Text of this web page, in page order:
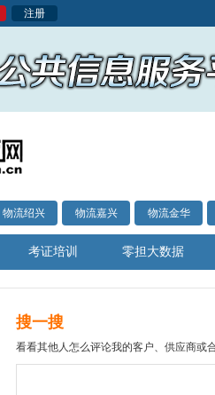
注册
物流绍兴 物流嘉兴 物流金华
考证培训 零担大数据
搜一搜
看看其他人怎么评论我的客户、供应商或